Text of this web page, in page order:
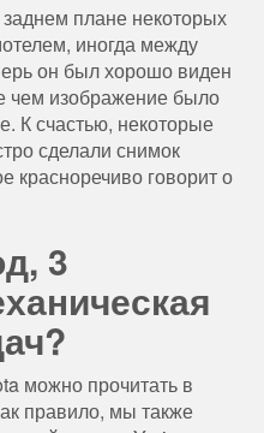
плане некоторых
иногда между
он был хорошо виден
чем изображение было
К счастью, некоторые
сделали снимок
красноречиво говорит о
3
можно прочитать в
правило, мы также